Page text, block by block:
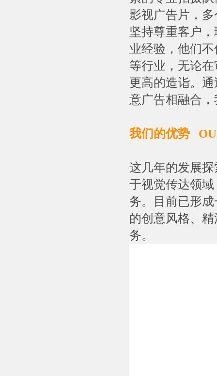
影视广告片，
坚持尊重客户
业经验，他们
等行业，无论
更高的造诣。
意广告相融合
我们的优势
这几年的发展
于视觉传达领
务。目前已形
的创意风格、
务。